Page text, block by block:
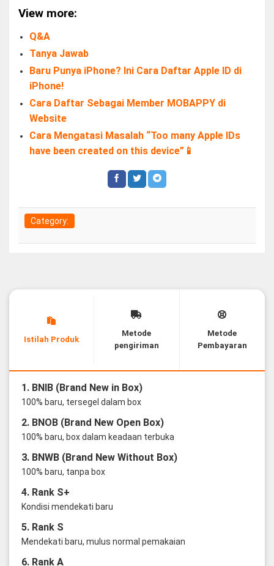
View more:
Q&A
Tanya Jawab
Baru Punya iPhone? Ini Cara Daftar Apple ID di
iPhone!
Cara Daftar Sebagai Member MOBAPPY di
Website
Cara Mengatasi Masalah “Too many Apple IDs
have been created on this device”📱
Category:
Istilah Produk
Metode
pengiriman
Metode
Pembayaran
1. BNIB (Brand New in Box)
100% baru, tersegel dalam box
2. BNOB (Brand New Open Box)
100% baru, box dalam keadaan terbuka
3. BNWB (Brand New Without Box)
100% baru, tanpa box
4. Rank S+
Kondisi mendekati baru
5. Rank S
Mendekati baru, mulus normal pemakaian
6. Rank A